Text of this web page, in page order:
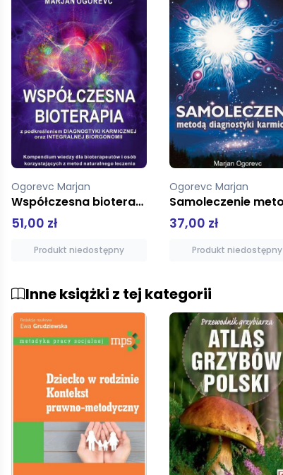
Ogorevc Marjan
Samoleczenie metodą diagnostyki karmicznej
37,00 zł
Produkt niedostępny
Ogorevc Marjan
51,00 zł
Produkt niedostępny
Inne książki z tej kategorii